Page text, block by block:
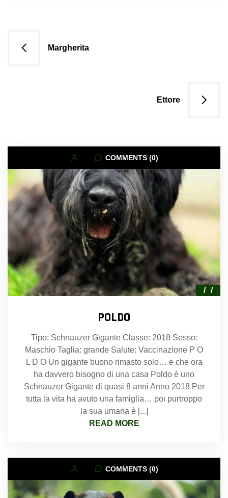
Navigazione
Margherita
Ettore
COMMENTS (0)
POLDO
Tipo: Schnauzer Gigante Classe: 2018 Sesso:
Maschio Taglia: grande Salute: Vaccinazione P O
L D O Un gigante buono rimasto solo… e che ora
ha davvero bisogno di una casa Poldo è uno
Schnauzer Gigante di quasi 8 anni Anno 2018 Per
tutta la vita ha avuto una famiglia… poi purtroppo
la sua umana è [...]
READ MORE
COMMENTS (0)